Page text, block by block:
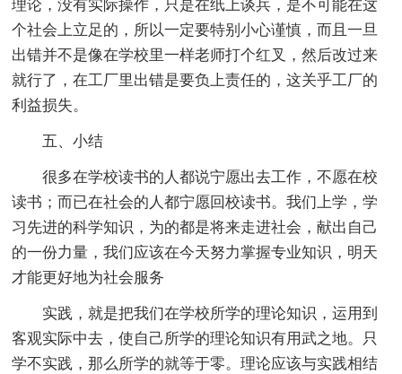
理论，没有实际操作，只是在纸上谈兵，是不可能在这
个社会上立足的，所以一定要特别小心谨慎，而且一旦
出错并不是像在学校里一样老师打个红叉，然后改过来
就行了，在工厂里出错是要负上责任的，这关乎工厂的
利益损失。
五、小结
很多在学校读书的人都说宁愿出去工作，不愿在校
读书；而已在社会的人都宁愿回校读书。我们上学，学
习先进的科学知识，为的都是将来走进社会，献出自己
的一份力量，我们应该在今天努力掌握专业知识，明天
才能更好地为社会服务
实践，就是把我们在学校所学的理论知识，运用到
客观实际中去，使自己所学的理论知识有用武之地。只
学不实践，那么所学的就等于零。理论应该与实践相结